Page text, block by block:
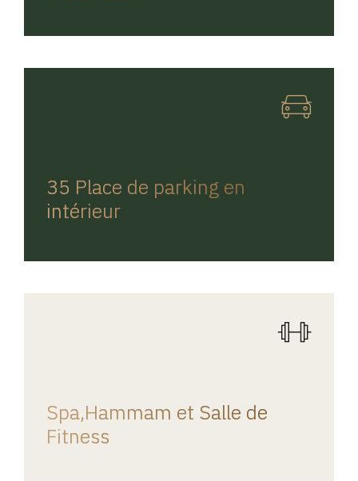
35 Place de parking en
intérieur
Spa,Hammam et Salle de
Fitness